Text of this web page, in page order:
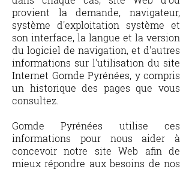
provient la demande, navigateur,
système d'exploitation système et
son interface, la langue et la version
du logiciel de navigation, et d'autres
informations sur l'utilisation du site
Internet Gomde Pyrénées, y compris
un historique des pages que vous
consultez.
Gomde Pyrénées utilise ces
informations pour nous aider à
concevoir notre site Web afin de
mieux répondre aux besoins de nos